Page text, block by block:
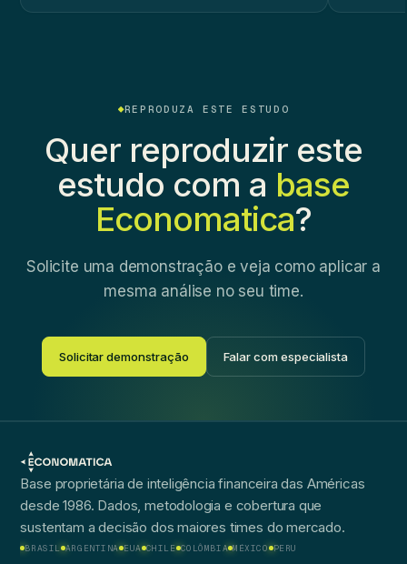
REPRODUZA ESTE ESTUDO
Quer reproduzir este
estudo com a base
Economatica?
Solicite uma demonstração e veja como aplicar a
mesma análise no seu time.
Solicitar demonstração Falar com especialista
Base proprietária de inteligência financeira das Américas
desde 1986. Dados, metodologia e cobertura que
sustentam a decisão dos maiores times do mercado.
BRASIL ARGENTINA EUA CHILE COLÔMBIA MÉXICO PERU